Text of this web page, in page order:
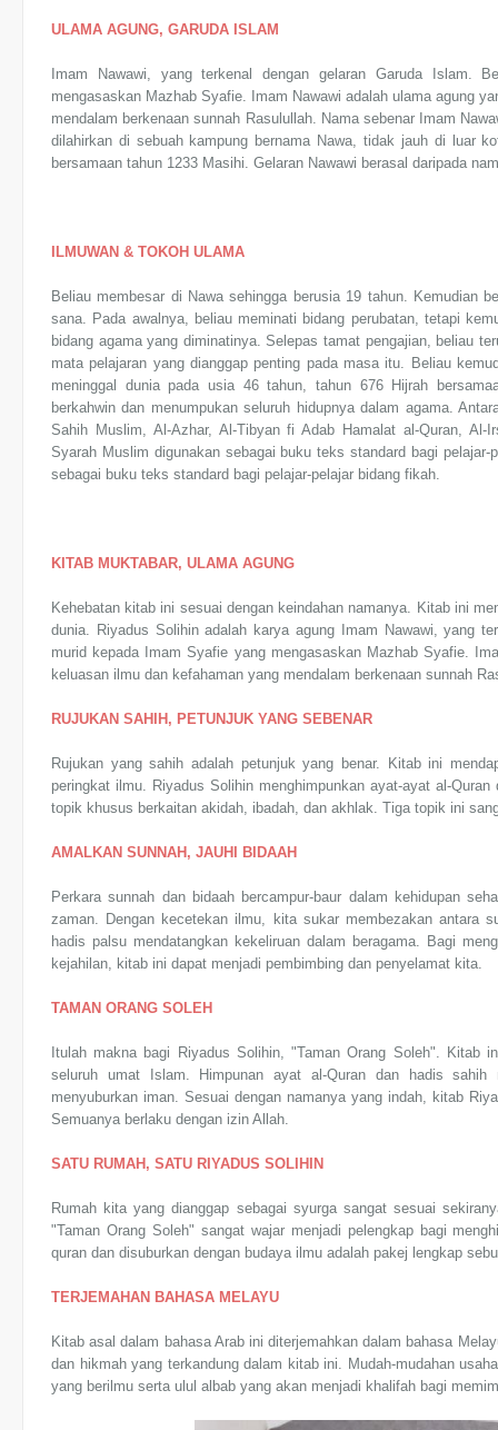
ULAMA AGUNG, GARUDA ISLAM
Imam Nawawi, yang terkenal dengan gelaran Garuda Islam.
mengasaskan Mazhab Syafie. Imam Nawawi adalah ulama agung
mendalam berkenaan sunnah Rasulullah. Nama sebenar Imam
dilahirkan di sebuah kampung bernama Nawa, tidak jauh di luar
bersamaan tahun 1233 Masihi. Gelaran Nawawi berasal daripada
ILMUWAN & TOKOH ULAMA
Beliau membesar di Nawa sehingga berusia 19 tahun. Kemudian
sana. Pada awalnya, beliau meminati bidang perubatan, tetapi
bidang agama yang diminatinya. Selepas tamat pengajian, beliau
mata pelajaran yang dianggap penting pada masa itu. Beliau
meninggal dunia pada usia 46 tahun, tahun 676 Hijrah
berkahwin dan menumpukan seluruh hidupnya dalam agama.
Sahih Muslim, Al-Azhar, Al-Tibyan fi Adab Hamalat al-Quran,
Syarah Muslim digunakan sebagai buku teks standard bagi
sebagai buku teks standard bagi pelajar-pelajar bidang fikah.
KITAB MUKTABAR, ULAMA AGUNG
Kehebatan kitab ini sesuai dengan keindahan namanya. Kitab ini
dunia. Riyadus Solihin adalah karya agung Imam Nawawi, yang
murid kepada Imam Syafie yang mengasaskan Mazhab Syafie.
keluasan ilmu dan kefahaman yang mendalam berkenaan sunnah
RUJUKAN SAHIH, PETUNJUK YANG SEBENAR
Rujukan yang sahih adalah petunjuk yang benar. Kitab ini
peringkat ilmu. Riyadus Solihin menghimpunkan ayat-ayat al-
topik khusus berkaitan akidah, ibadah, dan akhlak. Tiga topik ini
AMALKAN SUNNAH, JAUHI BIDAAH
Perkara sunnah dan bidaah bercampur-baur dalam kehidupan
zaman. Dengan kecetekan ilmu, kita sukar membezakan antara
hadis palsu mendatangkan kekeliruan dalam beragama. Bagi
kejahilan, kitab ini dapat menjadi pembimbing dan penyelamat kita.
TAMAN ORANG SOLEH
Itulah makna bagi Riyadus Solihin, "Taman Orang Soleh". Kitab
seluruh umat Islam. Himpunan ayat al-Quran dan hadis
menyuburkan iman. Sesuai dengan namanya yang indah, kitab
Semuanya berlaku dengan izin Allah.
SATU RUMAH, SATU RIYADUS SOLIHIN
Rumah kita yang dianggap sebagai syurga sangat sesuai
"Taman Orang Soleh" sangat wajar menjadi pelengkap bagi
quran dan disuburkan dengan budaya ilmu adalah pakej lengkap
TERJEMAHAN BAHASA MELAYU
Kitab asal dalam bahasa Arab ini diterjemahkan dalam bahasa
dan hikmah yang terkandung dalam kitab ini. Mudah-mudahan
yang berilmu serta ulul albab yang akan menjadi khalifah bagi